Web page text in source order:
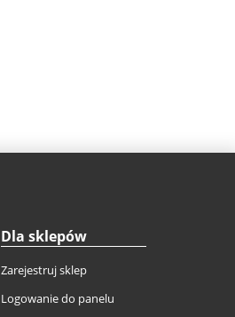
Dla sklepów
Zarejestruj sklep
Logowanie do panelu